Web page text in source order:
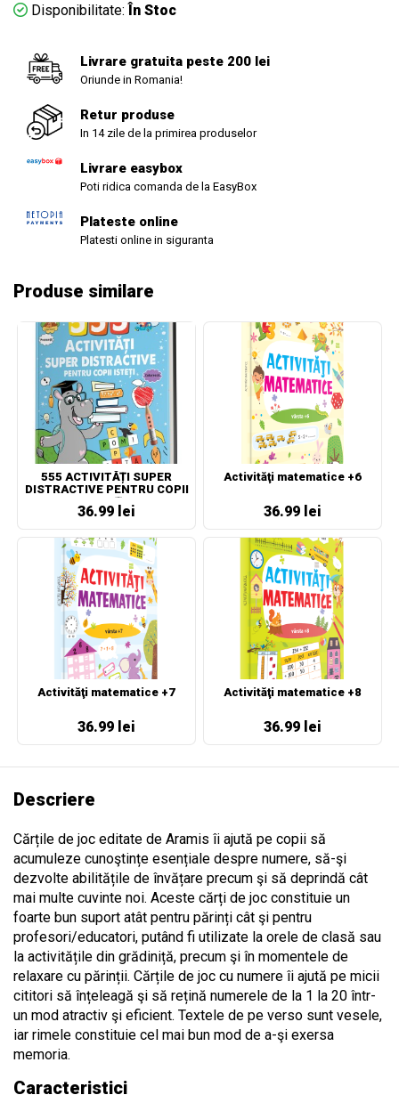
Disponibilitate: În Stoc
Livrare gratuita peste 200 lei
Oriunde in Romania!
Retur produse
In 14 zile de la primirea produselor
Livrare easybox
Poti ridica comanda de la EasyBox
Plateste online
Platesti online in siguranta
Produse similare
555 ACTIVITĂȚI SUPER
DISTRACTIVE PENTRU COPII
ISTEȚI
36.99 lei
Activităţi matematice +6
36.99 lei
Activităţi matematice +7
36.99 lei
Activităţi matematice +8
36.99 lei
Descriere
Cărțile de joc editate de Aramis îi ajută pe copii să
acumuleze cunoştințe esențiale despre numere, să-şi
dezvolte abilitățile de învățare precum şi să deprindă cât
mai multe cuvinte noi. Aceste cărți de joc constituie un
foarte bun suport atât pentru părinți cât şi pentru
profesori/educatori, putând fi utilizate la orele de clasă sau
la activitățile din grădiniță, precum şi în momentele de
relaxare cu părinții. Cărțile de joc cu numere îi ajută pe micii
cititori să înțeleagă şi să rețină numerele de la 1 la 20 într-
un mod atractiv şi eficient. Textele de pe verso sunt vesele,
iar rimele constituie cel mai bun mod de a-şi exersa
memoria.
Caracteristici